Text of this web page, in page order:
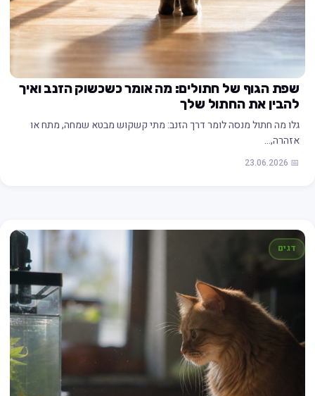
שפת הגוף של חתולים: מה אומר כשכשוק הזנב ואיך
להבין את החתול שלך
גלו מה חתול מנסה לומר דרך הזנב: מתי קשקוש מבטא שמחה, מתח או
אזהרה,…
📅 23.06.2026
דגים